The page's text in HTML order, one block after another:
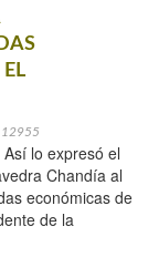
12955
lo expresó el
Chandía al
económicas de
de la